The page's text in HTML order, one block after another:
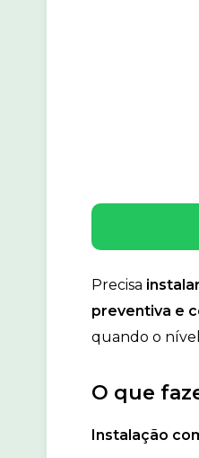
Precisa
preventiva e
quando o
O que
Instalação